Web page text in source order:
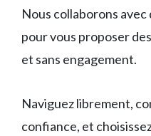
Nous collaborons
pour vous proposer
et sans engagement.
Naviguez librement,
confiance, et